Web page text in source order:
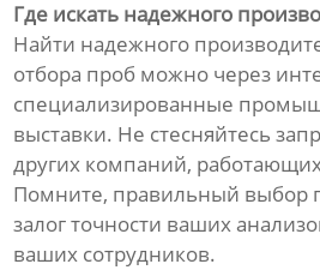
Где искать надежного
Найти надежного
отбора проб можно через
специализированные
выставки. Не стесняйтесь
других компаний,
Помните, правильный выбор
залог точности ваших
ваших сотрудников.